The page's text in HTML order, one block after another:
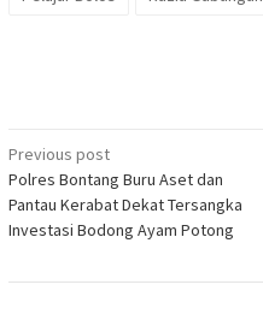
Post
navigation
Previous post
Polres Bontang Buru Aset dan
Pantau Kerabat Dekat Tersangka
Investasi Bodong Ayam Potong